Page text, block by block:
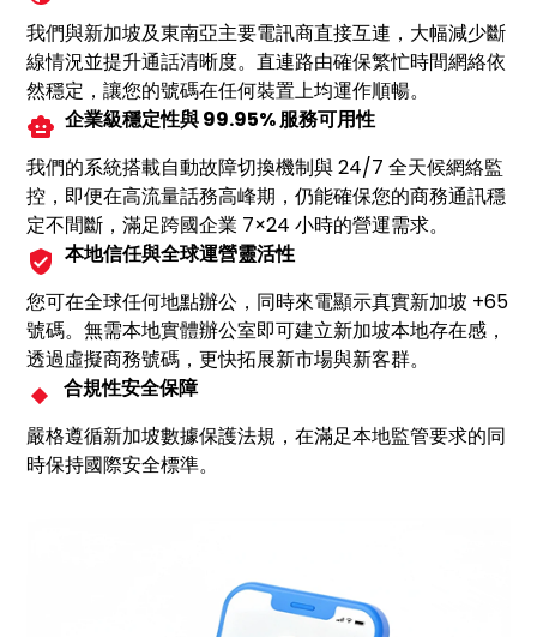
我們與新加坡及東南亞主要電訊商直接互連，大幅減少斷
線情況並提升通話清晰度。直連路由確保繁忙時間網絡依
然穩定，讓您的號碼在任何裝置上均運作順暢。
企業級穩定性與 99.95% 服務可用性
我們的系統搭載自動故障切換機制與 24/7 全天候網絡監
控，即便在高流量話務高峰期，仍能確保您的商務通訊穩
定不間斷，滿足跨國企業 7×24 小時的營運需求。
本地信任與全球運營靈活性
您可在全球任何地點辦公，同時來電顯示真實新加坡 +65
號碼。無需本地實體辦公室即可建立新加坡本地存在感，
透過虛擬商務號碼，更快拓展新市場與新客群。
合規性安全保障
嚴格遵循新加坡數據保護法規，在滿足本地監管要求的同
時保持國際安全標準。